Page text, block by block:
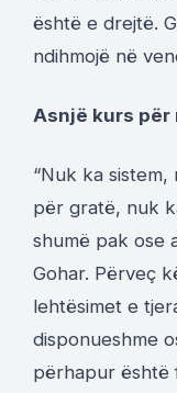
është e drejtë.
ndihmojë në
Asnjë kurs për
“Nuk ka
për gratë, nuk
shumë pak ose
Gohar. Përveç
lehtësimet e
disponueshme
përhapur është